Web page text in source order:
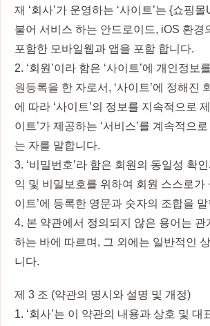
재 ‘회사’가 운영하는 ‘사이트’는 {쇼핑
불어 서비스 하는 안드로이드, iOS 환경
포함한 모바일웹과 앱을 포함 합니다.
2. ‘회원’이라 함은 ‘사이트’에 개인정보
원등록을 한 자로서, ‘사이트’에 정해진
에 따라 ‘사이트’의 정보를 지속적으로
이트’가 제공하는 ‘서비스’를 계속적으
는 자를 말합니다.
3. ‘비밀번호’라 함은 회원의 동일성 확
익 및 비밀보호를 위하여 회원 스스로가
이트’에 등록한 영문과 숫자의 조합을
4. 본 약관에서 정의되지 않은 용어는 관
하는 바에 따르며, 그 외에는 일반적인
니다.
제 3 조 (약관의 명시와 설명 및 개정)
1. ‘회사’는 이 약관의 내용과 상호 및 대